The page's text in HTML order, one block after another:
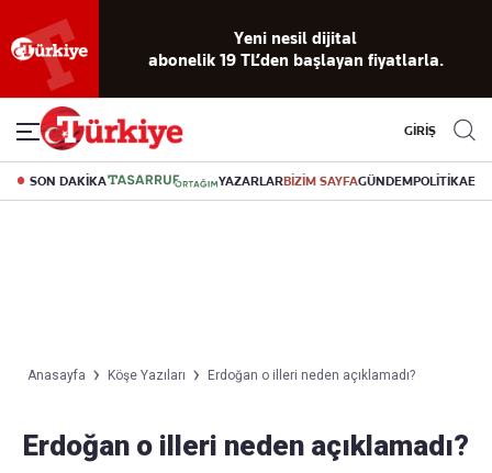
Yeni nesil dijital
abonelik 19 TL’den başlayan fiyatlarla.
GİRİŞ
SON DAKİKA YAZARLARBİZİM SAYFAGÜNDEMPOLİTİKA
Anasayfa Köşe Yazıları Erdoğan o illeri neden açıklamadı?
Erdoğan o illeri neden açıklamadı?